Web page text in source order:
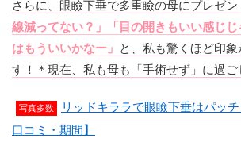
さらに、眼瞼下垂で多重瞼の母にプレゼン
線減ってない？」「目の開きもいい感じ
はもういいかなー」 と、私も驚くほど印
す！＊現在、私も母も「手術せず」に過
写真多数
リッドキララで眼瞼下垂はパッ
口コミ・期間】